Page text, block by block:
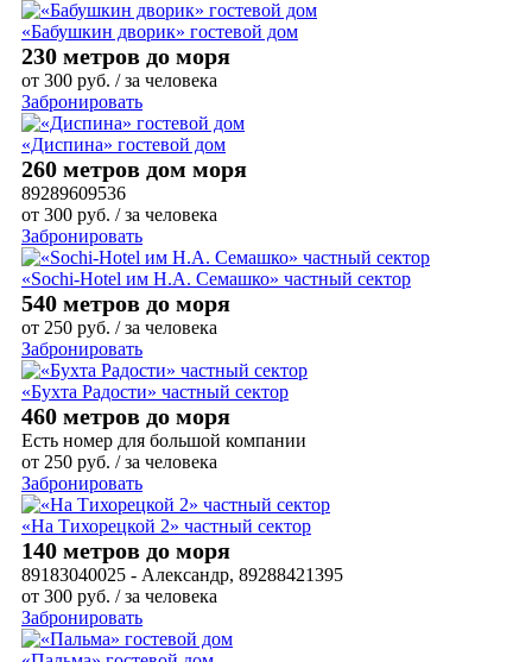
«Бабушкин дворик» гостевой дом
230 метров до моря
от 300 руб. / за человека
Забронировать
«Диспина» гостевой дом
260 метров дом моря
89289609536
от 300 руб. / за человека
Забронировать
«Sochi-Hotel им Н.А. Семашко» частный сектор
540 метров до моря
от 250 руб. / за человека
Забронировать
«Бухта Радости» частный сектор
460 метров до моря
Есть номер для большой компании
от 250 руб. / за человека
Забронировать
«На Тихорецкой 2» частный сектор
140 метров до моря
89183040025 - Александр, 89288421395
от 300 руб. / за человека
Забронировать